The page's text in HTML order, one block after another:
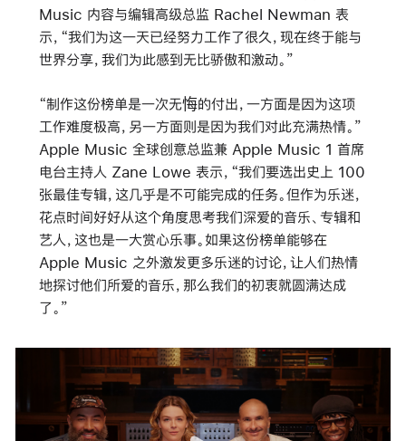
Music 内容与编辑高级总监 Rachel Newman 表
示，“我们为这一天已经努力工作了很久，现在终于能与
世界分享，我们为此感到无比骄傲和激动。”
“制作这份榜单是一次无悔的付出，一方面是因为这项
工作难度极高，另一方面则是因为我们对此充满热情。”
Apple Music 全球创意总监兼 Apple Music 1 首席
电台主持人 Zane Lowe 表示，“我们要选出史上 100
张最佳专辑，这几乎是不可能完成的任务。但作为乐迷，
花点时间好好从这个角度思考我们深爱的音乐、专辑和
艺人，这也是一大赏心乐事。如果这份榜单能够在
Apple Music 之外激发更多乐迷的讨论，让人们热情
地探讨他们所爱的音乐，那么我们的初衷就圆满达成
了。”